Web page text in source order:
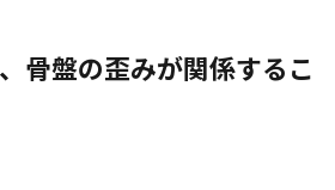
骨盤の歪みが関係するこ